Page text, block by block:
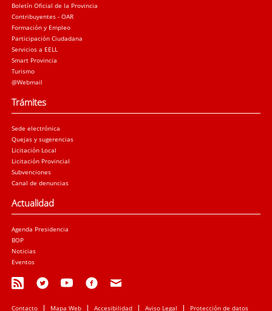
Boletín Oficial de la Provincia
Contribuyentes - OAR
Formación y Empleo
Participación Ciudadana
Servicios a EELL
Smart Provincia
Turismo
@Webmail
Trámites
Sede electrónica
Quejas y sugerencias
Licitación Local
Licitación Provincial
Subvenciones
Canal de denuncias
Actualidad
Agenda Presidencia
BOP
Noticias
Eventos
Contacto Mapa Web Accesibilidad Aviso Legal Protección de datos